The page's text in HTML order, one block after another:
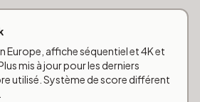
Europe, affiche séquentiel et 4K et
mis à jour pour les derniers
utilisé. Système de score différent